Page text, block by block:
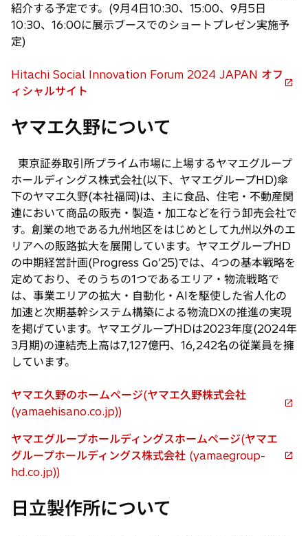
紹介する予定です。(9月4日10:30、15:00、9月5日
10:30、16:00に展示ブースでのショートプレゼン実施予
定)
Hitachi Social Innovation Forum 2024 JAPAN オフ
ィシャルサイト
新
い
タ
ブ
で
開
く
ヤマエ久野について
東京証券取引所プライム市場に上場するヤマエグループ
ホールディングス株式会社(以下、ヤマエグループHD)傘
下のヤマエ久野(本社福岡)は、主に食品、住宅・不動産関
連において商品の販売・製造・加工などを行う卸売会社で
す。創業の地である九州地区をはじめとして九州以外のエ
リアへの販路拡大を展開しています。ヤマエグループHD
の中期経営計画(Progress Go'25)では、4つの基本戦略を
定めており、そのうちの1つであるエリア・物流戦略で
は、事業エリアの拡大・自動化・AIを駆使した省人化の
加速と次期基幹システム構築による物流DXの推進の実現
を掲げています。ヤマエグループHDは2023年度(2024年
3月期)の連結売上高は7,127億円、16,242名の従業員を擁
しています。
ヤマエ久野のホームページ(ヤマエ久野株式会社
(yamaehisano.co.jp))
新
い
タ
ブ
開
ヤマエグループホールディングスホームページ(ヤマエ
グループホールディングス株式会社 (yamaegroup-
hd.co.jp))
新
し
タ
日立製作所について